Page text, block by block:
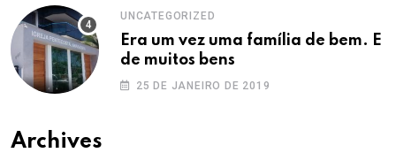
UNCATEGORIZED
Era um vez uma família de bem. E
de muitos bens
25 DE JANEIRO DE 2019
Archives